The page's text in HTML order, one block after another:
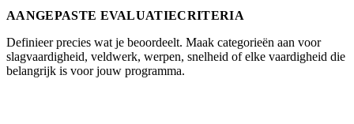
AANGEPASTE EVALUATIECRITERIA
Definieer precies wat je beoordeelt. Maak categorieën aan voor
slagvaardigheid, veldwerk, werpen, snelheid of elke vaardigheid die
belangrijk is voor jouw programma.